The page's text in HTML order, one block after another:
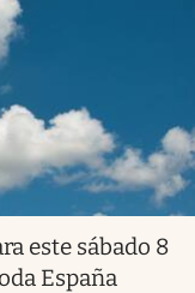
este sábado 8
España